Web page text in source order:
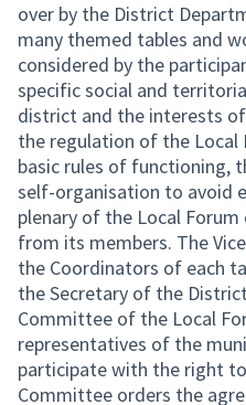
over by the District
many themed tables and
considered by the
specific social and
district and the interests
the regulation of the Local
basic rules of functioning,
self-organisation to avoid
plenary of the Local
from its members. The
the Coordinators of each
the Secretary of the
Committee of the Local
representatives of the
participate with the right
Committee orders the